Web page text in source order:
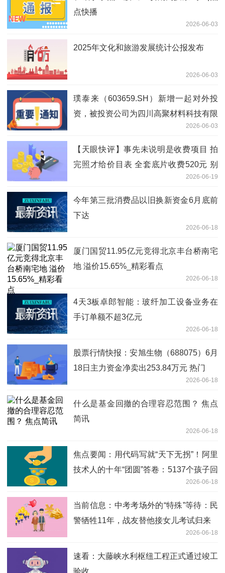
点快播
2026-06-03
2025年文化和旅游发展统计公报发布
2026-06-03
璞泰来（603659.SH）新增一起对外投
资，被投资公司为四川高聚材料科技有限
2026-06-03
【天眼快评】事先未说明是收费项目 拍
完照才给价目表 全套底片收费520元 别
让幼儿园“毕业照”变了味！ 当前关注2026-06-19
今年第三批消费品以旧换新资金6月底前
下达
2026-06-18
厦门国贸11.95亿元竞得北京丰台桥南宅
地 溢价15.65%_精彩看点
2026-06-18
4天3板卓郎智能：玻纤加工设备业务在
手订单额不超3亿元
2026-06-18
股票行情快报：安旭生物（688075）6月
18日主力资金净卖出253.84万元 热门
2026-06-18
什么是基金回撤的合理容忍范围？ 焦点
简讯
2026-06-18
焦点要闻：用代码写就“天下无拐”！阿里
技术人的十年“团圆”答卷：5137个孩子回
2026-06-18
当前信息：中考考场外的“特殊”等待：民
警牺牲11年，战友替他接女儿考试归来
2026-06-18
速看：大藤峡水利枢纽工程正式通过竣工